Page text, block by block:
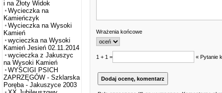
i na Złoty Widok
Wycieczka na
Kamieńczyk
Wycieczka na Wysoki
Kamień
wycieczka na Wysoki
Kamień Jesień 02.11.2014
wycieczka z Jakuszyc
na Wysoki Kamień
WYŚCIGI PSICH
ZAPRZĘGÓW - Szklarska
Poręba - Jakuszyce 2003
Wrażenia końcowe
1 + 1 = « Pytanie